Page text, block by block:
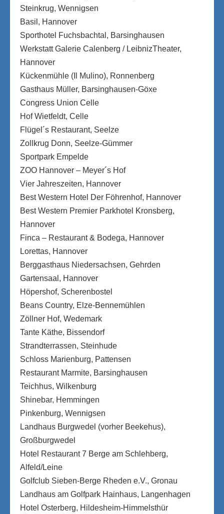
Steinkrug, Wennigsen
Basil, Hannover
Sporthotel Fuchsbachtal, Barsinghausen
Werkstatt Galerie Calenberg / LeibnizTheater,
Hannover
Kückenmühle (Il Mulino), Ronnenberg
Gasthaus Müller, Barsinghausen-Göxe
Congress Union Celle
Hof Wietfeldt, Celle
Flügel´s Restaurant, Seelze
Zollkrug Donn, Seelze-Gümmer
Sportpark Empelde
ZOO Hannover – Meyer´s Hof
Vier Jahreszeiten, Hannover
Best Western Hotel Der Föhrenhof, Hannover
Best Western Premier Parkhotel Kronsberg,
Hannover
Finca – Restaurant & Bodega, Hannover
Lorettas, Hannover
Berggasthaus Niedersachsen, Gehrden
Gartensaal, Hannover
Höpershof, Scherenbostel
Beans Country, Elze-Bennemühlen
Zöllner Hof, Wedemark
Tante Käthe, Bissendorf
Strandterrassen, Steinhude
Schloss Marienburg, Pattensen
Restaurant Marmite, Barsinghausen
Teichhus, Wilkenburg
Shinebar, Hemmingen
Pinkenburg, Wennigsen
Landhaus Burgwedel (vorher Beekehus),
Großburgwedel
Hotel Restaurant 7 Berge am Schlehberg,
Alfeld/Leine
Golfclub Sieben-Berge Rheden e.V., Gronau
Landhaus am Golfpark Hainhaus, Langenhagen
Hotel Osterberg, Hildesheim-Himmelsthür